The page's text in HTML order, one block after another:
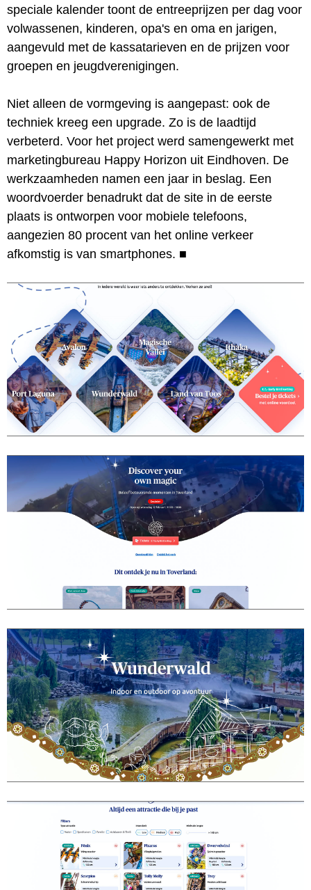
speciale kalender toont de entreeprijzen per dag voor
volwassenen, kinderen, opa's en oma en jarigen,
aangevuld met de kassatarieven en de prijzen voor
groepen en jeugdverenigingen.
Niet alleen de vormgeving is aangepast: ook de
techniek kreeg een upgrade. Zo is de laadtijd
verbeterd. Voor het project werd samengewerkt met
marketingbureau Happy Horizon uit Eindhoven. De
werkzaamheden namen een jaar in beslag. Een
woordvoerder benadrukt dat de site in de eerste
plaats is ontworpen voor mobiele telefoons,
aangezien 80 procent van het online verkeer
afkomstig is van smartphones. ■